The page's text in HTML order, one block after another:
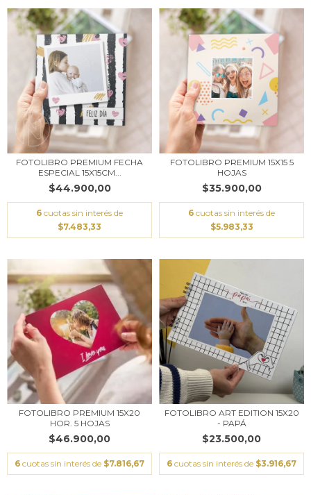
FOTOLIBRO PREMIUM FECHA
ESPECIAL 15X15CM...
$44.900,00
6 cuotas sin interés de
$7.483,33
FOTOLIBRO PREMIUM 15X15 5
HOJAS
$35.900,00
6 cuotas sin interés de
$5.983,33
FOTOLIBRO PREMIUM 15X20
HOR. 5 HOJAS
$46.900,00
6 cuotas sin interés de $7.816,67
FOTOLIBRO ART EDITION 15X20
- PAPÁ
$23.500,00
6 cuotas sin interés de $3.916,67